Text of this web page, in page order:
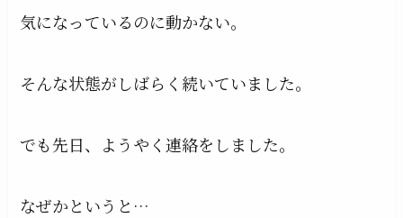
気になっているのに動かない。
そんな状態がしばらく続いていました。
でも先日、ようやく連絡をしました。
なぜかというと…